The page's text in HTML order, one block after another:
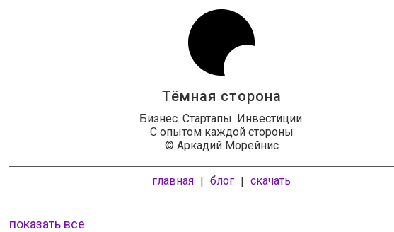
Тёмная сторона
Бизнес. Стартапы. Инвестиции.
С опытом каждой стороны
© Аркадий Морейнис
главная | блог | скачать
показать все